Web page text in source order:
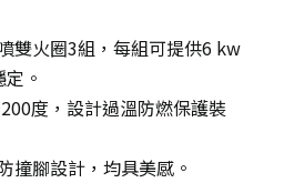
雙火圈3組，每組可提供6 kw
。
度，設計過溫防燃保護裝
撞腳設計，均具美感。